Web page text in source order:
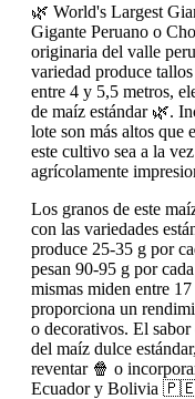
🌿 World's Largest
Gigante Peruano o
originaria del valle
variedad produce
entre 4 y 5,5 metros,
de maíz estándar 🌿.
lote son más altos que
este cultivo sea a la
agrícolamente
Los granos de este
con las variedades
produce 25-35 g por
pesan 90-95 g por
mismas miden entre
proporciona un
o decorativos. El
del maíz dulce
reventar 🍿 o
Ecuador y